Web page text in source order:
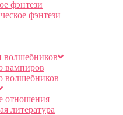
фэнтези
фэнтези
волшебников
вампиров
волшебников
отношения
литература